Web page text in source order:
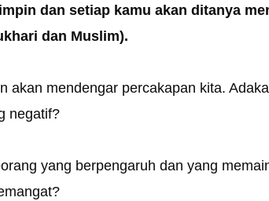
dan setiap kamu akan ditanya
dan Muslim).
akan mendengar percakapan kita.
negatif?
yang berpengaruh dan yang